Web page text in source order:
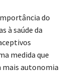
do
à saúde da
medida que
mais autonomia